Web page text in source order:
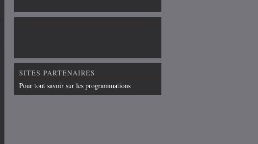
SITES PARTENAIRES
Pour tout savoir sur les programmations